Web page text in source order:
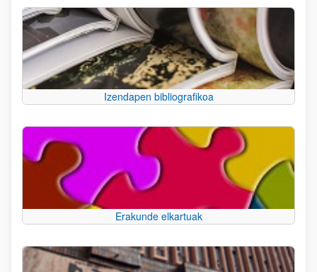
Izendapen bibliografikoa
Erakunde elkartuak